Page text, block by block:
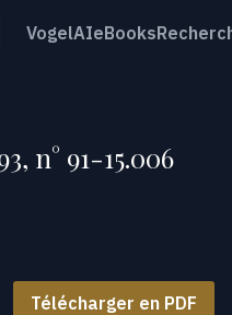
VogelAIeBooks
n° 91-15.006
Télécharger en PDF